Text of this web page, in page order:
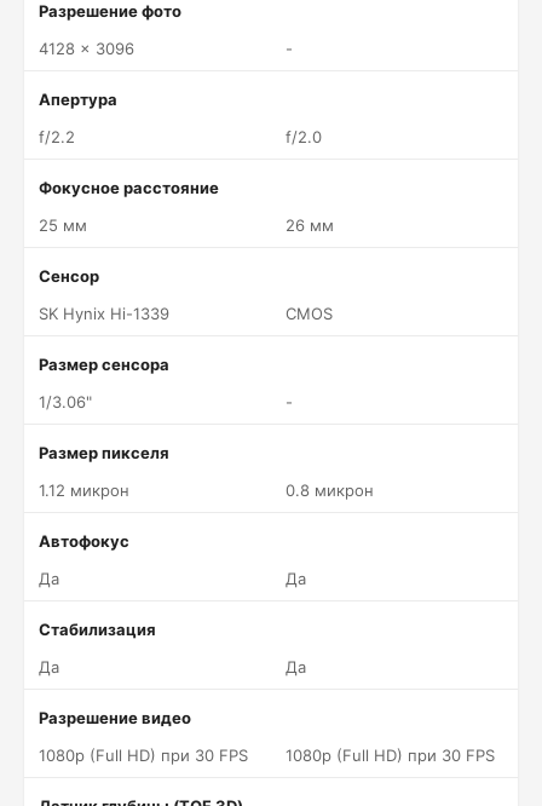
Разрешение фото
4128 x 3096
-
Апертура
f/2.2
f/2.0
Фокусное расстояние
25 мм
26 мм
Сенсор
SK Hynix Hi-1339
CMOS
Размер сенсора
1/3.06"
-
Размер пикселя
1.12 микрон
0.8 микрон
Автофокус
Да
Да
Стабилизация
Да
Да
Разрешение видео
1080p (Full HD) при 30 FPS
1080p (Full HD) при 30 FPS